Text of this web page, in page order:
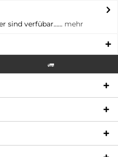
sind verfübar...... mehr